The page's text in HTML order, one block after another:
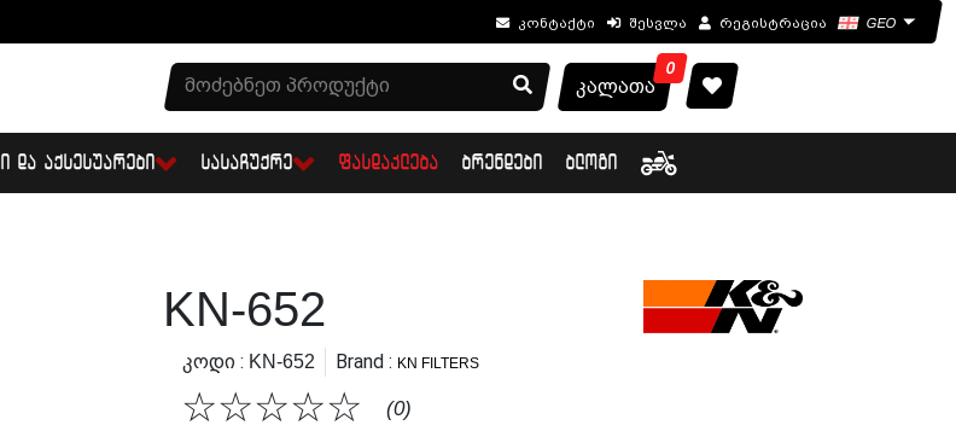
კონტაქტი შესვლა რეგისტრაცია GEO
0
კალათა
ᲓᲐ ᲐᲥᲡᲔᲡᲣᲐᲠᲔᲑᲘ ᲡᲐᲡᲐᲩᲣᲥᲠᲔ ᲤᲐᲡᲓᲐᲙᲚᲔᲑᲐ ᲑᲠᲔᲜᲓᲔᲑᲘ ᲑᲚᲝᲒᲘ
KN-652
Კოდი : KN-652 Brand : KN FILTERS
☆
☆
☆
☆
☆ (0)